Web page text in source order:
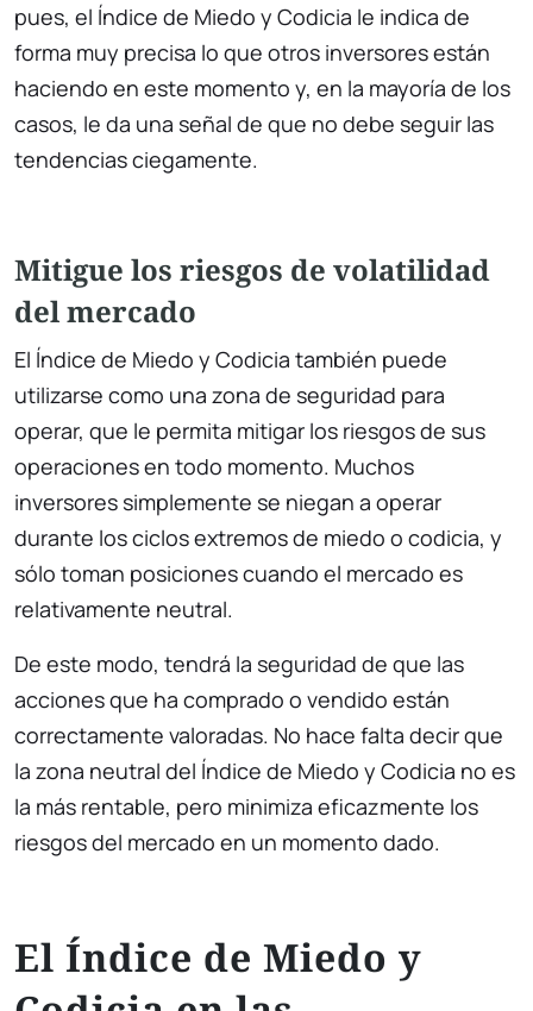
pues, el Índice de Miedo y Codicia le indica de
forma muy precisa lo que otros inversores están
haciendo en este momento y, en la mayoría de los
casos, le da una señal de que no debe seguir las
tendencias ciegamente.
Mitigue los riesgos de volatilidad
del mercado
El Índice de Miedo y Codicia también puede
utilizarse como una zona de seguridad para
operar, que le permita mitigar los riesgos de sus
operaciones en todo momento. Muchos
inversores simplemente se niegan a operar
durante los ciclos extremos de miedo o codicia, y
sólo toman posiciones cuando el mercado es
relativamente neutral.
De este modo, tendrá la seguridad de que las
acciones que ha comprado o vendido están
correctamente valoradas. No hace falta decir que
la zona neutral del Índice de Miedo y Codicia no es
la más rentable, pero minimiza eficazmente los
riesgos del mercado en un momento dado.
El Índice de Miedo y